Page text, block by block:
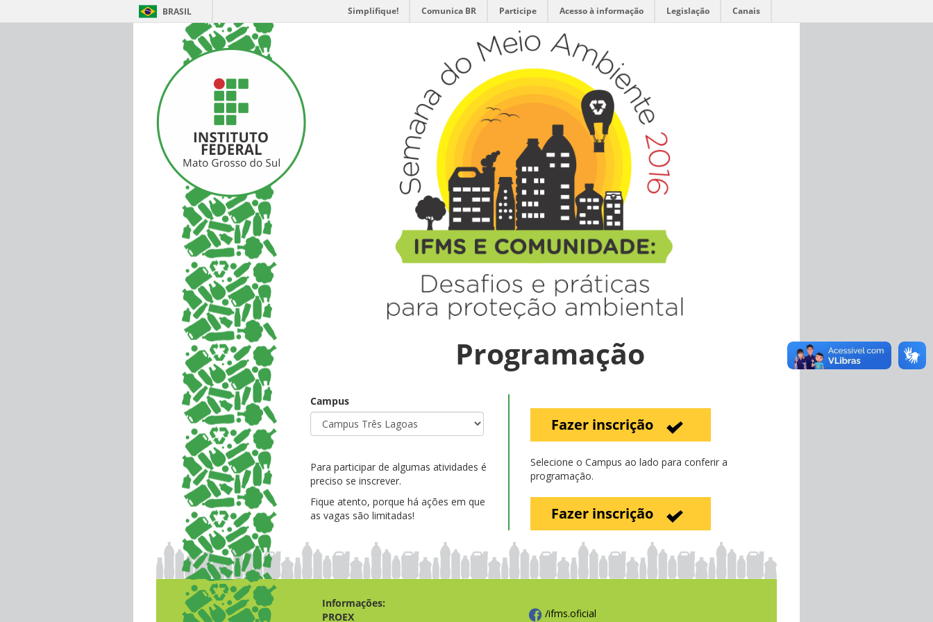
BRASIL Simplifique! Comunica BR Participe Acesso à informação Legislação Canais
Programação
Campus
Para participar de algumas atividades é
preciso se inscrever.
Fique atento, porque há ações em que
as vagas são limitadas!
Fazer inscrição
Selecione o Campus ao lado para conferir a
programação.
Fazer inscrição
Informações:
PROEX
/ifms.oficial